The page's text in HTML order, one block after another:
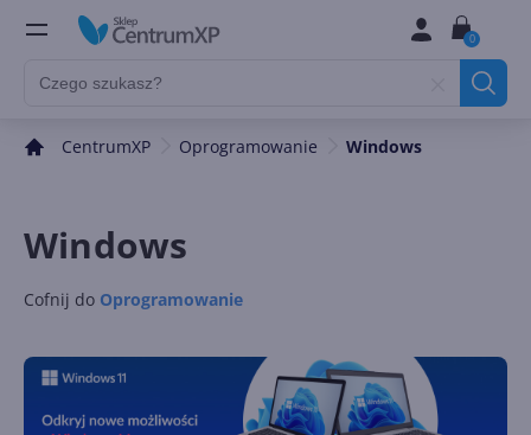
0
CentrumXP Oprogramowanie Windows
Windows
Cofnij do Oprogramowanie